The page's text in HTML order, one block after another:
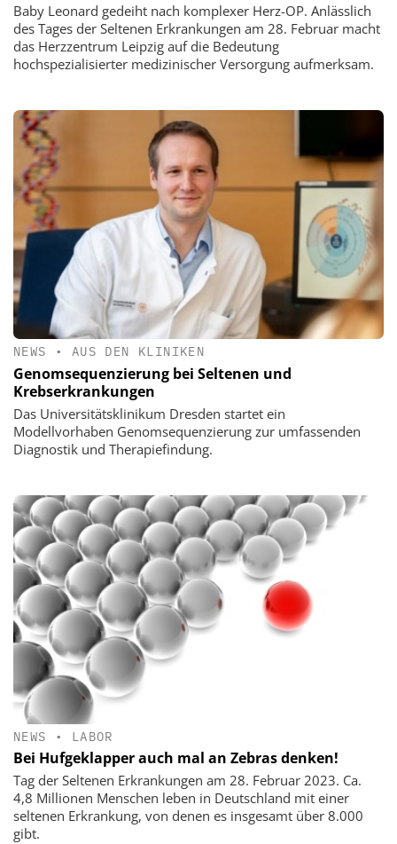
Baby Leonard gedeiht nach komplexer Herz-OP. Anlässlich
des Tages der Seltenen Erkrankungen am 28. Februar macht
das Herzzentrum Leipzig auf die Bedeutung
hochspezialisierter medizinischer Versorgung aufmerksam.
NEWS • AUS DEN KLINIKEN
Genomsequenzierung bei Seltenen und
Krebserkrankungen
Das Universitätsklinikum Dresden startet ein
Modellvorhaben Genomsequenzierung zur umfassenden
Diagnostik und Therapiefindung.
NEWS • LABOR
Bei Hufgeklapper auch mal an Zebras denken!
Tag der Seltenen Erkrankungen am 28. Februar 2023. Ca.
4,8 Millionen Menschen leben in Deutschland mit einer
seltenen Erkrankung, von denen es insgesamt über 8.000
gibt.